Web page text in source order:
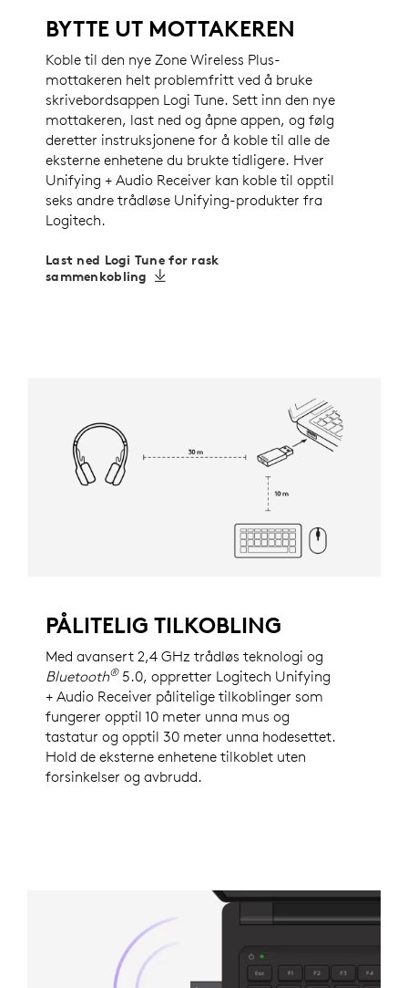
BYTTE UT MOTTAKEREN
Koble til den nye Zone Wireless Plus-
mottakeren helt problemfritt ved å bruke
skrivebordsappen Logi Tune. Sett inn den nye
mottakeren, last ned og åpne appen, og følg
deretter instruksjonene for å koble til alle de
eksterne enhetene du brukte tidligere. Hver
Unifying + Audio Receiver kan koble til opptil
seks andre trådløse Unifying-produkter fra
Logitech.
Last ned Logi Tune for rask
sammenkobling
PÅLITELIG TILKOBLING
Med avansert 2,4 GHz trådløs teknologi og
Bluetooth®5.0, oppretter Logitech Unifying
+ Audio Receiver pålitelige tilkoblinger som
fungerer opptil 10 meter unna mus og
tastatur og opptil 30 meter unna hodesettet.
Hold de eksterne enhetene tilkoblet uten
forsinkelser og avbrudd.